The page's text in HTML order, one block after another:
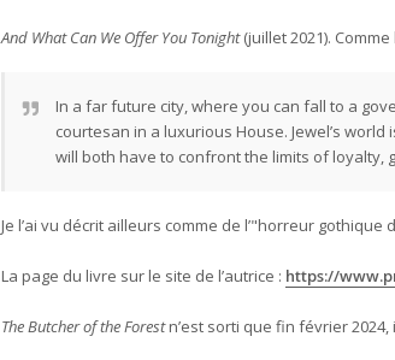
And What Can We Offer You Tonight(juillet 2021).
​In a far future city, where you can fall to a
courtesan in a luxurious House. Jewel’s
will both have to confront the limits of loyalty,
​Je l’ai vu décrit ailleurs comme de l’"horreur
La page du livre sur le site de l’autrice : https://
The Butcher of the Forestn’est sorti que fin février